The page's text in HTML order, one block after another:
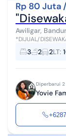
Rp 80 Juta
Awiligar,
*DIJUAL/
BANDUNG DI BALI
100 m² - LB 70
3 2 2LT:
Diperbarui 2
Yovie